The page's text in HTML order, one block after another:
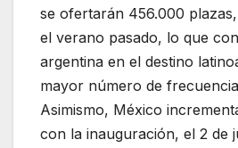
se ofertarán 456.000
el verano pasado, lo que
argentina en el destino
mayor número de
Asimismo, México
con la inauguración, el 2 de